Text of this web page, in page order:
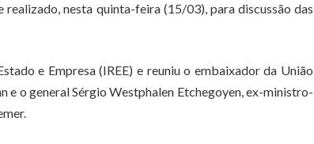
nesta quinta-feira (15/03), para discussão das
e Empresa (IREE) e reuniu o embaixador da União
e o general Sérgio Westphalen Etchegoyen, ex-ministro-